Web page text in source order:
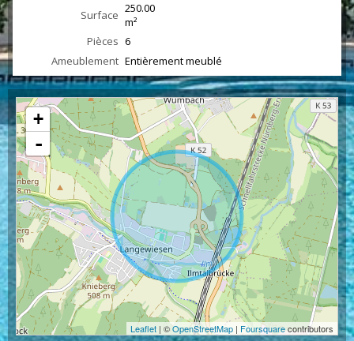
Surface 250.00
m²
Pièces 6
Ameublement Entièrement meublé
+
-
Leaflet | ©OpenStreetMap | Foursquarecontributors